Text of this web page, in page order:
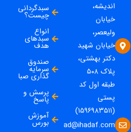
اندیشه،
خیابان
ولیعصر،
خیابان شهید
دکتر بهشتی،
پلاک ۵۰۸
طبقه اول کد
پستی
(۱۵۹۶۹۸۳۵۱۱)
ad@ihadaf.com
سبدگردانی
چیست؟
انواع
سبدهای
هدف
صندوق
سرمایه
گذاری صبا
پرسش و
پاسخ
آموزش
بورس